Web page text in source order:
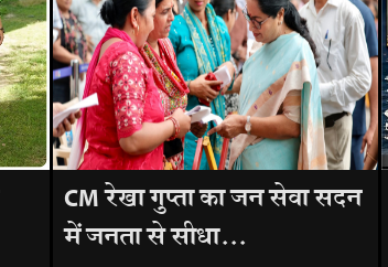
CM रेखा गुप्ता का जन सेवा सदन
में जनता से सीधा...